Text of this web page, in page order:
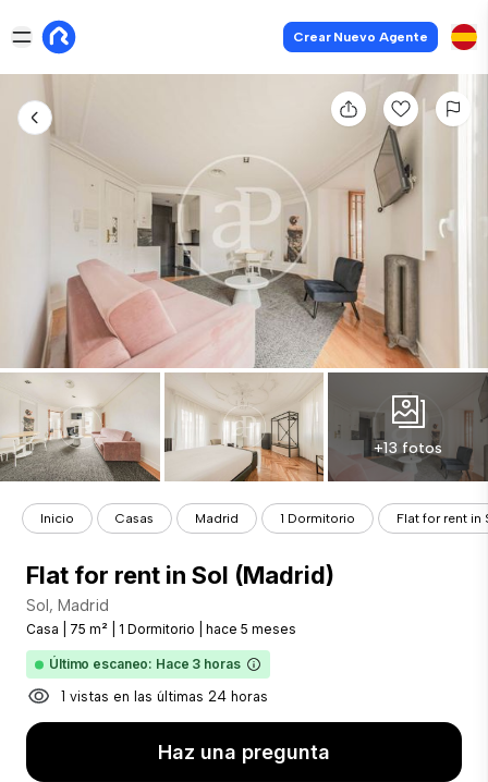
Crear Nuevo Agente
+13 fotos
Inicio Casas Madrid 1 Dormitorio Flat for rent in
Flat for rent in Sol (Madrid)
Sol, Madrid
Casa 75 m² 1 Dormitorio hace 5 meses
Último escaneo: Hace 3 horas
1 vistas en las últimas 24 horas
Haz una pregunta